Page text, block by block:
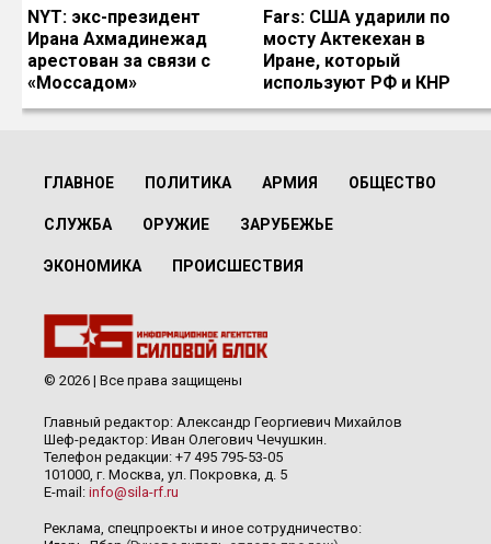
NYT: экс-президент
Ирана Ахмадинежад
арестован за связи с
«Моссадом»
Fars: США ударили по
мосту Актекехан в
Иране, который
используют РФ и КНР
ГЛАВНОЕ ПОЛИТИКА АРМИЯ ОБЩЕСТВО
СЛУЖБА ОРУЖИЕ ЗАРУБЕЖЬЕ
ЭКОНОМИКА ПРОИСШЕСТВИЯ
© 2026 | Все права защищены
Главный редактор: Александр Георгиевич Михайлов
Шеф-редактор: Иван Олегович Чечушкин.
Телефон редакции: +7 495 795-53-05
101000, г. Москва, ул. Покровка, д. 5
E-mail: info@sila-rf.ru
Реклама, спецпроекты и иное сотрудничество: